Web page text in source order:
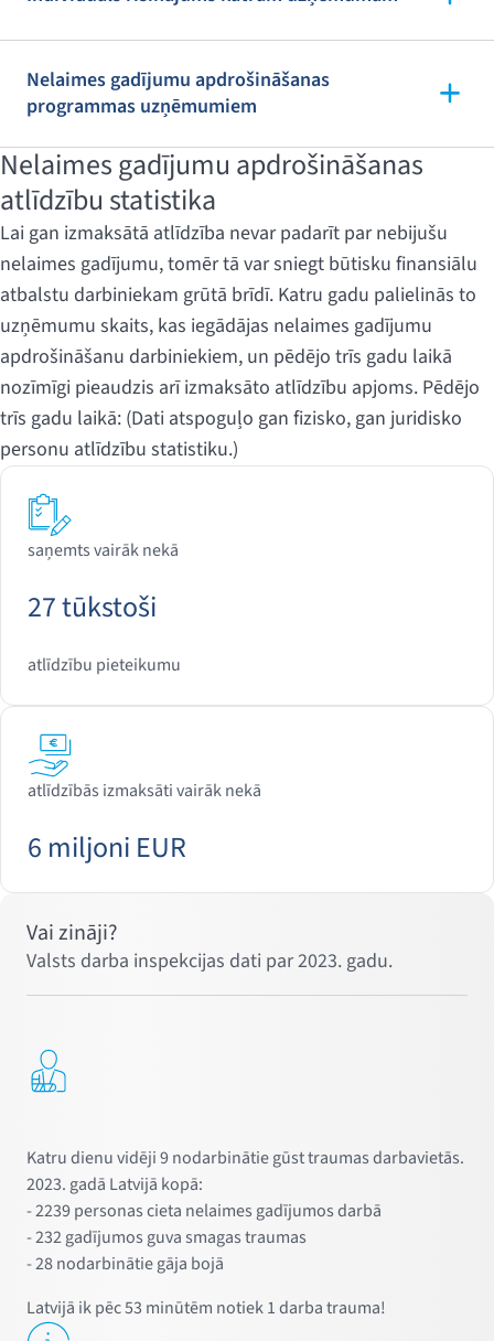
Nelaimes gadījumu apdrošināšanas
programmas uzņēmumiem
Nelaimes gadījumu apdrošināšanas
atlīdzību statistika
Lai gan izmaksātā atlīdzība nevar padarīt par nebijušu
nelaimes gadījumu, tomēr tā var sniegt būtisku finansiālu
atbalstu darbiniekam grūtā brīdī. Katru gadu palielinās to
uzņēmumu skaits, kas iegādājas nelaimes gadījumu
apdrošināšanu darbiniekiem, un pēdējo trīs gadu laikā
nozīmīgi pieaudzis arī izmaksāto atlīdzību apjoms. Pēdējo
trīs gadu laikā: (Dati atspoguļo gan fizisko, gan juridisko
personu atlīdzību statistiku.)
saņemts vairāk nekā
27 tūkstoši
atlīdzību pieteikumu
atlīdzībās izmaksāti vairāk nekā
6 miljoni EUR
Vai zināji?
Valsts darba inspekcijas dati par 2023. gadu.
Katru dienu vidēji 9 nodarbinātie gūst traumas darbavietās.
2023. gadā Latvijā kopā:
- 2239 personas cieta nelaimes gadījumos darbā
- 232 gadījumos guva smagas traumas
- 28 nodarbinātie gāja bojā
Latvijā ik pēc 53 minūtēm notiek 1 darba trauma!